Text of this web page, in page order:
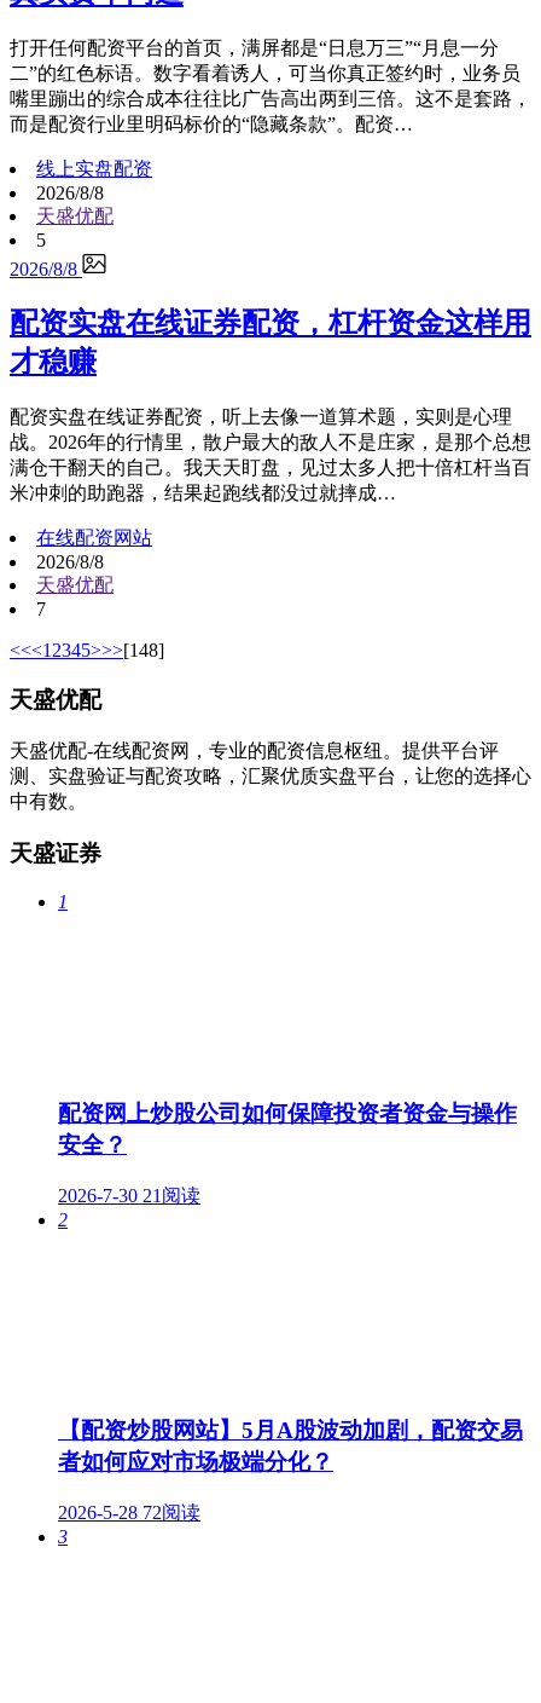
打开任何配资平台的首页，满屏都是“日息万三”“月息一分
二”的红色标语。数字看着诱人，可当你真正签约时，业务员
嘴里蹦出的综合成本往往比广告高出两到三倍。这不是套路，
而是配资行业里明码标价的“隐藏条款”。配资…
线上实盘配资
2026/8/8
天盛优配
5
2026/8/8
配资实盘在线证券配资，杠杆资金这样用
才稳赚
配资实盘在线证券配资，听上去像一道算术题，实则是心理
战。2026年的行情里，散户最大的敌人不是庄家，是那个总想
满仓干翻天的自己。我天天盯盘，见过太多人把十倍杠杆当百
米冲刺的助跑器，结果起跑线都没过就摔成…
在线配资网站
2026/8/8
天盛优配
7
<<<1 2345>>>[148]
天盛优配
天盛优配-在线配资网，专业的配资信息枢纽。提供平台评
测、实盘验证与配资攻略，汇聚优质实盘平台，让您的选择心
中有数。
天盛证券
1
配资网上炒股公司如何保障投资者资金与操作
安全？
2026-7-30 21阅读
2
【配资炒股网站】5月A股波动加剧，配资交易
者如何应对市场极端分化？
2026-5-28 72阅读
3